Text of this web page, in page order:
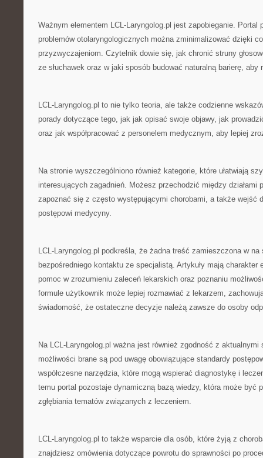
Ważnym elementem LCL-Laryngolog.pl jest zapobieganie. Portal
problemów otolaryngologicznych można zminimalizować dzięki
przyzwyczajeniom. Czytelnik dowie się, jak chronić struny
ze słuchawek oraz w jaki sposób budować naturalną barierę, aby
LCL-Laryngolog.pl to nie tylko teoria, ale także codzienne
porady dotyczące tego, jak jak opisać swoje objawy, jak
oraz jak współpracować z personelem medycznym, aby lepiej
Na stronie wyszczególniono również kategorie, które ułatwiają
interesujących zagadnień. Możesz przechodzić między działami
zapoznać się z często występującymi chorobami, a także wejść
postępowi medycyny.
LCL-Laryngolog.pl podkreśla, że żadna treść zamieszczona w na
bezpośredniego kontaktu ze specjalistą. Artykuły mają charakter
pomoc w zrozumieniu zaleceń lekarskich oraz poznaniu
formule użytkownik może lepiej rozmawiać z lekarzem,
świadomość, że ostateczne decyzje należą zawsze do osoby
Na LCL-Laryngolog.pl ważna jest również zgodność z aktualnymi
możliwości brane są pod uwagę obowiązujące standardy
współczesne narzędzia, które mogą wspierać diagnostykę i
temu portal pozostaje dynamiczną bazą wiedzy, która może być
zgłębiania tematów związanych z leczeniem.
LCL-Laryngolog.pl to także wsparcie dla osób, które żyją z
znajdziesz omówienia dotyczące powrotu do sprawności po